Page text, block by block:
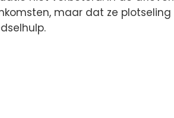
maar dat ze